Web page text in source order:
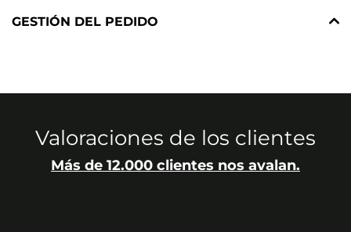
GESTIÓN DEL PEDIDO
Valoraciones de los clientes
Más de 12.000 clientes nos avalan.